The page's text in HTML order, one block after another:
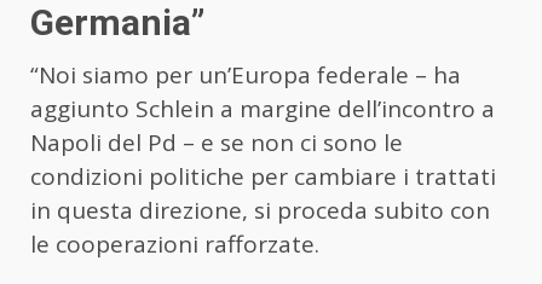
Germania”
“Noi siamo per un’Europa federale – ha
aggiunto Schlein a margine dell’incontro a
Napoli del Pd – e se non ci sono le
condizioni politiche per cambiare i trattati
in questa direzione, si proceda subito con
le cooperazioni rafforzate.